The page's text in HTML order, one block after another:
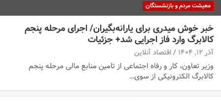
معیشت مردم و بازنشستگان
خبر خوش میدری برای یارانه‌بگیران/ اجرای مرحله پنجم
کالابرگ وارد فاز اجرایی شد+ جزئیات
آذر ۱۲, ۱۴۰۴ اقتصاد آنلاین
وزیر تعاون، کار و رفاه اجتماعی از تامین منابع مالی مرحله پنجم
کالابرگ الکترونیکی از سوی…